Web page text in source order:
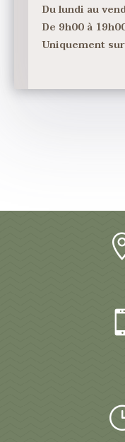
Du lundi au
De 9h00 à
Uniquement